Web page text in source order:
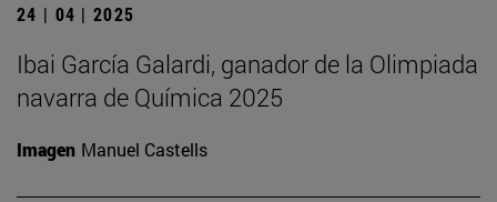
24 | 04 | 2025
Ibai García Galardi, ganador de la Olimpiada
navarra de Química 2025
Imagen Manuel Castells